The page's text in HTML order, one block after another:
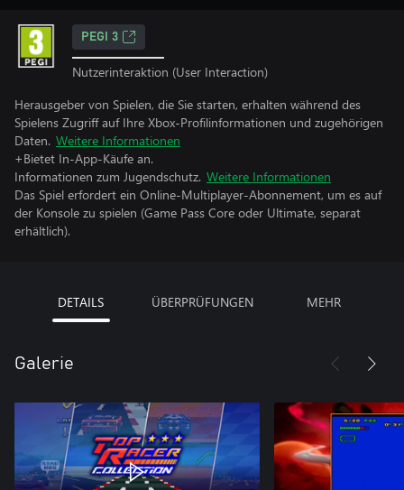
PEGI 3
Nutzerinteraktion (User Interaction)
Herausgeber von Spielen, die Sie starten, erhalten während des
Spielens Zugriff auf Ihre Xbox-Profilinformationen und zugehörigen
Daten. Weitere Informationen
+Bietet In-App-Käufe an.
Informationen zum Jugendschutz. Weitere Informationen
Das Spiel erfordert ein Online-Multiplayer-Abonnement, um es auf
der Konsole zu spielen (Game Pass Core oder Ultimate, separat
erhältlich).
DETAILS ÜBERPRÜFUNGEN MEHR
Galerie